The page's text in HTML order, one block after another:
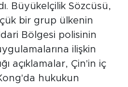
Büyükelçilik Sözcüsü,
bir grup ülkenin
Bölgesi polisinin
ilişkin
açıklamalar, Çin'in iç
hukukun